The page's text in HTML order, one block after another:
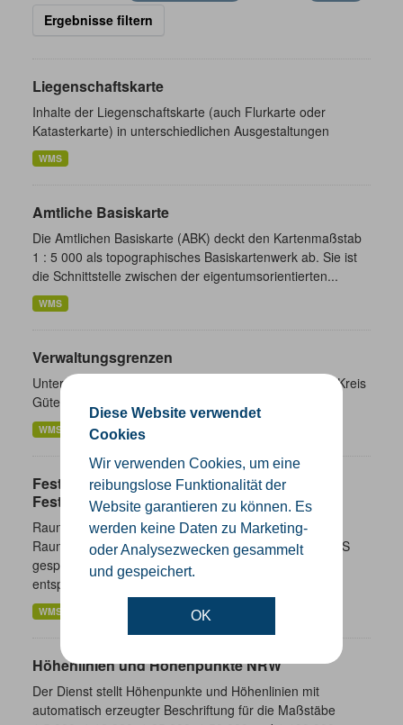
Diese Website verwendet
Cookies
Wir verwenden Cookies, um eine
reibungslose Funktionalität der
Website garantieren zu können. Es
werden keine Daten zu Marketing-
oder Analysezwecken gesammelt
und gespeichert.
OK
Ergebnisse filtern
Liegenschaftskarte
Inhalte der Liegenschaftskarte (auch Flurkarte oder
Katasterkarte) in unterschiedlichen Ausgestaltungen
WMS
Amtliche Basiskarte
Die Amtlichen Basiskarte (ABK) deckt den Kartenmaßstab
1 : 5 000 als topographisches Basiskartenwerk ab. Sie ist
die Schnittstelle zwischen der eigentumsorientierten...
WMS
Verwaltungsgrenzen
Unterschiedliche Ebenen der Verwaltungsgrenzen im Kreis
Gütersloh
WMS SHP GeoJSON
Festpunktdaten NW im amtlichen
Festpunktinformationssystem (AFIS)
Raumbezugspunktübersichten NRW; Die
Raumbezugspunktübersichten werden aus dem in AFIS
gespeicherten Datenbestand abgeleitet. Die Aktualität
entspricht der AFIS-Webauskunft,...
WMS
Höhenlinien und Höhenpunkte NRW
Der Dienst stellt Höhenpunkte und Höhenlinien mit
automatisch erzeugter Beschriftung für die Maßstäbe